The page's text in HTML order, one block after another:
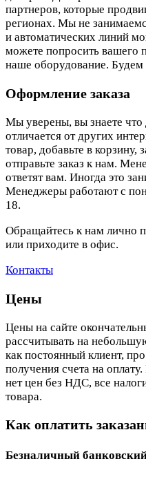
партнеров, которые
регионах. Мы не
и автоматических линий
можете попросить вашего
наше оборудование. Будем
Оформление заказа
Мы уверены, вы знаете что
отличается от других
товар, добавьте в корзину,
отправьте заказ к нам.
ответят вам. Иногда это
Менеджеры работают с
18.
Обращайтесь к нам лично
или приходите в офис.
Контакты
Цены
Цены на сайте
рассчитывать на
как постоянный клиент,
получения счета на
нет цен без НДС, все
товара.
Как оплатить
Безналичный